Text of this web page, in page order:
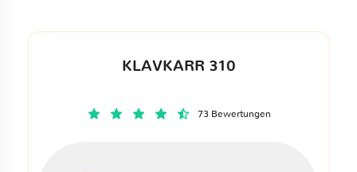
KLAVKARR 310
73 Bewertungen